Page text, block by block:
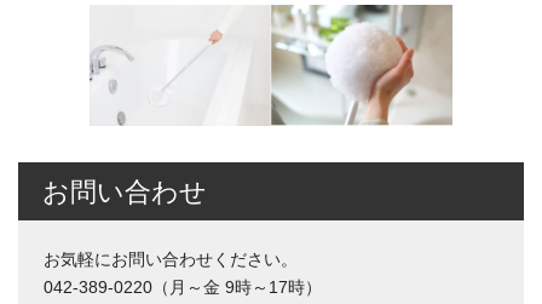
お問い合わせ
お気軽にお問い合わせください。
042-389-0220（月～金 9時～17時）